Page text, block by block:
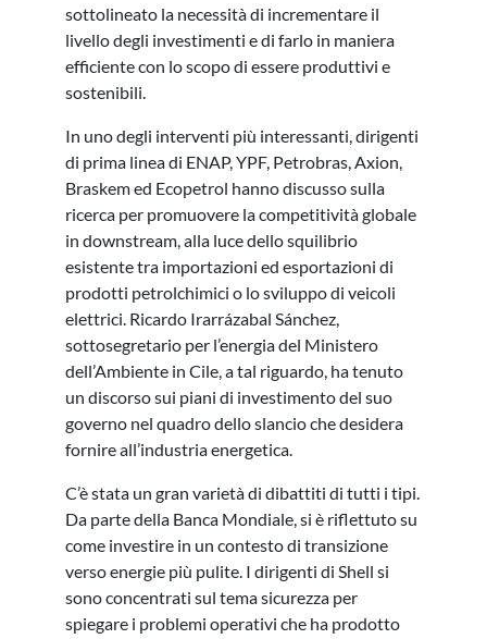
sottolineato la necessità di incrementare il
livello degli investimenti e di farlo in maniera
efficiente con lo scopo di essere produttivi e
sostenibili.
In uno degli interventi più interessanti, dirigenti
di prima linea di ENAP, YPF, Petrobras, Axion,
Braskem ed Ecopetrol hanno discusso sulla
ricerca per promuovere la competitività globale
in downstream, alla luce dello squilibrio
esistente tra importazioni ed esportazioni di
prodotti petrolchimici o lo sviluppo di veicoli
elettrici. Ricardo Irarrázabal Sánchez,
sottosegretario per l’energia del Ministero
dell’Ambiente in Cile, a tal riguardo, ha tenuto
un discorso sui piani di investimento del suo
governo nel quadro dello slancio che desidera
fornire all’industria energetica.
C’è stata un gran varietà di dibattiti di tutti i tipi.
Da parte della Banca Mondiale, si è riflettuto su
come investire in un contesto di transizione
verso energie più pulite. I dirigenti di Shell si
sono concentrati sul tema sicurezza per
spiegare i problemi operativi che ha prodotto